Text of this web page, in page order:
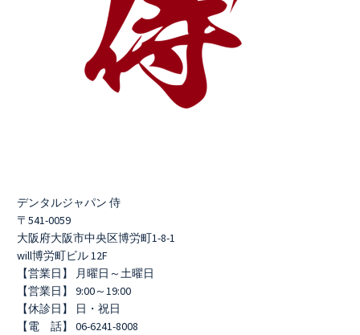
デンタルジャパン 侍
〒541-0059
大阪府大阪市中央区博労町1-8-1
will博労町ビル 12F
【営業日】 月曜日～土曜日
【営業日】 9:00～19:00
【休診日】 日・祝日
【電 話】 06-6241-8008